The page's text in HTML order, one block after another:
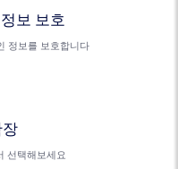
보 보호
정보를 보호합니다
선택해보세요